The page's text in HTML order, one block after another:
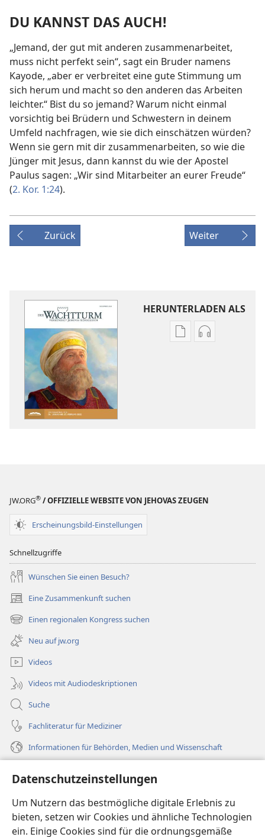
Datenschutzeinstellungen
Um Nutzern das bestmögliche digitale Erlebnis zu
bieten, setzen wir Cookies und ähnliche Technologien
ein. Einige Cookies sind für die ordnungsgemäße
DU KANNST DAS AUCH!
„Jemand, der gut mit anderen zusammenarbeitet,
muss nicht perfekt sein“, sagt ein Bruder namens
Kayode, „aber er verbreitet eine gute Stimmung um
sich herum und macht so den anderen das Arbeiten
leichter.“ Bist du so jemand? Warum nicht einmal
vorsichtig bei Brüdern und Schwestern in deinem
Umfeld nachfragen, wie sie dich einschätzen würden?
Wenn sie gern mit dir zusammenarbeiten, so wie die
Jünger mit Jesus, dann kannst du wie der Apostel
Paulus sagen: „Wir sind Mitarbeiter an eurer Freude“
(2. Kor. 1:24).
Zurück Weiter
HERUNTERLADEN ALS
JW.ORG® / OFFIZIELLE WEBSITE VON JEHOVAS ZEUGEN
Erscheinungsbild-Einstellungen
Schnellzugriffe
Wünschen Sie einen Besuch?
Eine Zusammenkunft suchen
(öffnet
neues
Fenster)
Einen regionalen Kongress suchen
(öffnet
neues
Fenster)
Neu auf jw.org
Videos
Videos mit Audiodeskriptionen
Suche
Fachliteratur für Mediziner
Informationen für Behörden, Medien und Wissenschaft
Spenden
(öffnet
neues
Fenster)Wachtturm ONLINE-BIBLIOTHEK